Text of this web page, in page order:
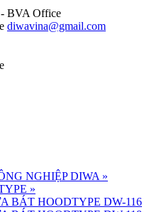
diwavina@gmail.com
NGHIỆP DIWA »
»
BÁT HOODTYPE DW-116